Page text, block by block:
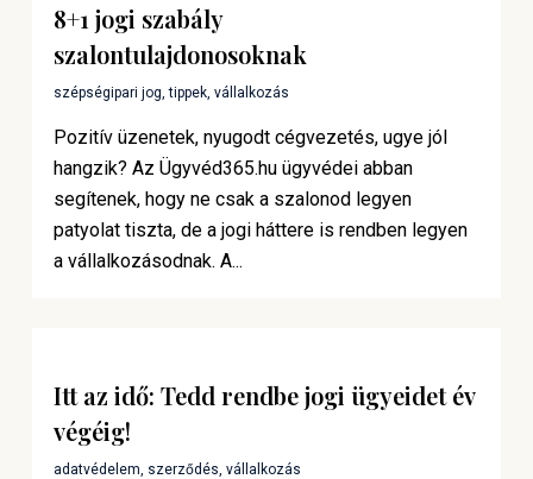
8+1 jogi szabály
szalontulajdonosoknak
szépségipari jog,tippek, vállalkozás
Pozitív üzenetek, nyugodt cégvezetés, ugye jól
hangzik? Az Ügyvéd365.hu ügyvédei abban
segítenek, hogy ne csak a szalonod legyen
patyolat tiszta, de a jogi háttere is rendben legyen
a vállalkozásodnak. A...
Itt az idő: Tedd rendbe jogi ügyeidet év
végéig!
adatvédelem, szerződés, vállalkozás